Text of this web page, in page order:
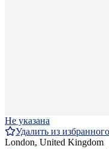
Не указана
Удалить из избранного
London, United Kingdom